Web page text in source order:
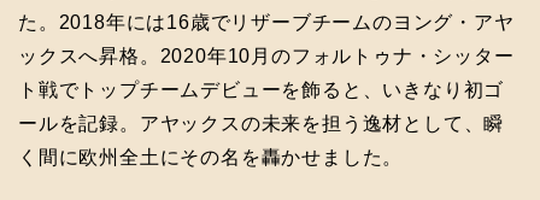
た。2018年には16歳でリザーブチームのヨング・アヤ
ックスへ昇格。2020年10月のフォルトゥナ・シッター
ト戦でトップチームデビューを飾ると、いきなり初ゴ
ールを記録。アヤックスの未来を担う逸材として、瞬
く間に欧州全土にその名を轟かせました。